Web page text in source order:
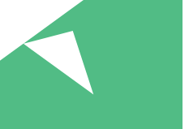
1000